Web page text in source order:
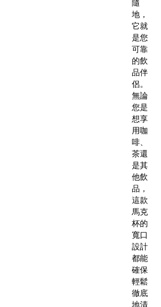
隨
地，
它就
是您
可靠
的飲
品伴
侶。
無論
您是
想享
用咖
啡、
茶還
是其
他飲
品，
這款
馬克
杯的
寬口
設計
都能
確保
輕鬆
徹底
地清